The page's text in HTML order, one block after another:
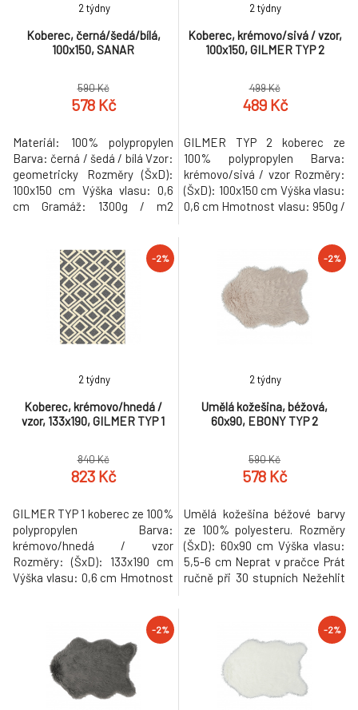
Koberec, černá/šedá/bílá,
100x150, SANAR
2 týdny
590 Kč
578 Kč
Materiál: 100% polypropylen
Barva: černá / šedá / bílá Vzor:
geometricky Rozměry (ŠxD):
100x150 cm Výška vlasu: 0,6
cm Gramáž: 1300g / m2
Neperte v pračce Nebieľte
nečistěte chemicky Nesušte v
sušičce nežehlete Dodávané v
monte Hmotnost: 2.1kg
Koberec, krémovo/sivá / vzor,
100x150, GILMER TYP 2
2 týdny
499 Kč
489 Kč
GILMER TYP 2 koberec ze
100% polypropylen Barva:
krémovo/sivá / vzor Rozměry:
(ŠxD): 100x150 cm Výška vlasu:
0,6 cm Hmotnost vlasu: 950g /
-2%
Koberec, krémovo/hnedá /
vzor, 133x190, GILMER TYP 1
2 týdny
840 Kč
823 Kč
GILMER TYP 1 koberec ze 100%
polypropylen Barva:
krémovo/hnedá / vzor
Rozměry: (ŠxD): 133x190 cm
Výška vlasu: 0,6 cm Hmotnost
-2%
Umělá kožešina, béžová,
60x90, EBONY TYP 2
2 týdny
590 Kč
578 Kč
Umělá kožešina béžové barvy
ze 100% polyesteru. Rozměry
(ŠxD): 60x90 cm Výška vlasu:
5,5-6 cm Neprat v pračce Prát
ručně při 30 stupních Nežehlit
-2% -2%